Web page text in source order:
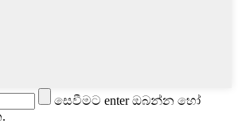
සෙවීමට enter ඔබන්න හෝ